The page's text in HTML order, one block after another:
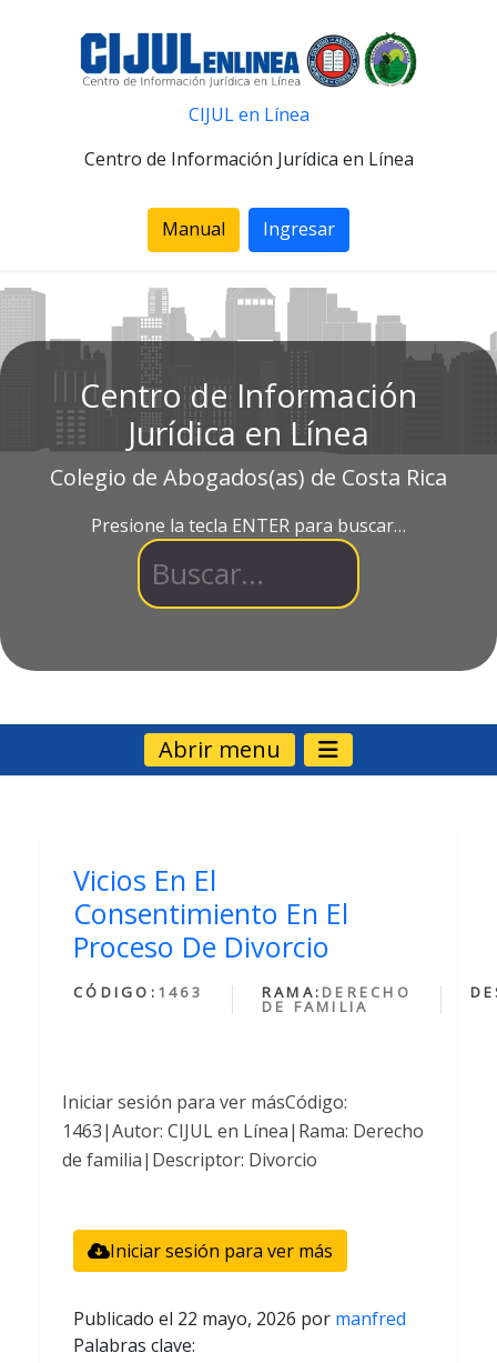
CIJUL en Línea
Centro de Información Jurídica en Línea
Manual Ingresar
Centro de Información
Jurídica en Línea
Colegio de Abogados(as) de Costa Rica
Presione la tecla ENTER para buscar…
Abrir menu
Vicios En El
Consentimiento En El
Proceso De Divorcio
CÓDIGO: 1463 RAMA: DERECHO
DE FAMILIA
Iniciar sesión para ver másCódigo:
1463|Autor: CIJUL en Línea|Rama: Derecho
de familia|Descriptor: Divorcio
Iniciar sesión para ver más
Publicado el 22 mayo, 2026 por manfred
Palabras clave: